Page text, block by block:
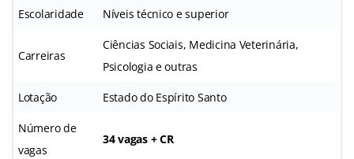
Escolaridade Níveis técnico e superior
Carreiras
Ciências Sociais, Medicina Veterinária,
Psicologia e outras
Lotação Estado do Espírito Santo
Número de
vagas
34 vagas + CR